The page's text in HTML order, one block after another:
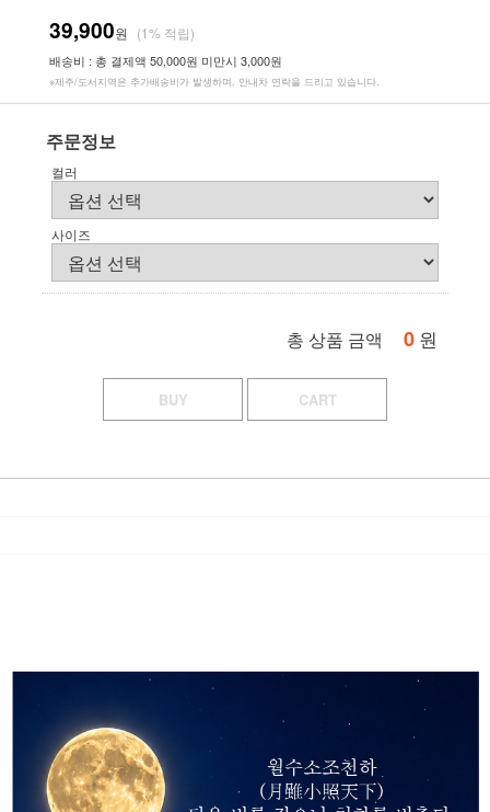
39,900원 (1% 적립)
배송비 : 총 결제액 50,000원 미만시 3,000원
※제주/도서지역은 추가배송비가 발생하며, 안내차 연락을 드리고 있습니다.
주문정보
컬러
사이즈
총 상품 금액 0 원
BUY CART